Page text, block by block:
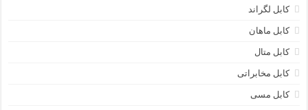
کابل لگراند
کابل ماهان
کابل متال
کابل مخابراتی
کابل مسی